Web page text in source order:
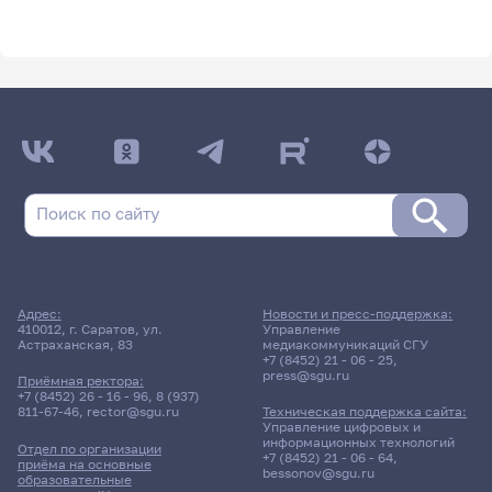
Адрес:
410012, г. Саратов, ул.
Астраханская, 83
Приёмная ректора:
+7 (8452) 26 - 16 - 96, 8 (937)
811-67-46, rector@sgu.ru
Отдел по организации
приёма на основные
образовательные
Новости и пресс-поддержка:
Управление
медиакоммуникаций СГУ
+7 (8452) 21 - 06 - 25,
press@sgu.ru
Техническая поддержка сайта:
Управление цифровых и
информационных технологий
+7 (8452) 21 - 06 - 64,
bessonov@sgu.ru